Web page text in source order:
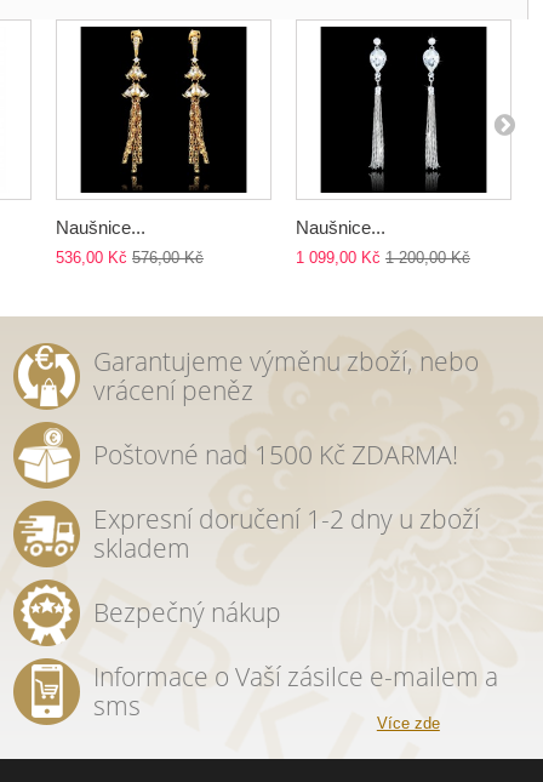
Naušnice...
536,00 Kč 576,00 Kč
Naušnice...
1 099,00 Kč 1 200,00 Kč
Garantujeme výměnu zboží, nebo
vrácení peněz
Poštovné nad 1500 Kč ZDARMA!
Expresní doručení 1-2 dny u zboží
skladem
Bezpečný nákup
Informace o Vaší zásilce e-mailem a
sms
Více zde